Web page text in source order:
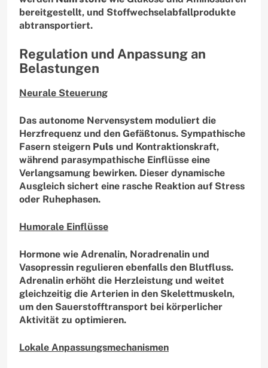
bereitgestellt, und Stoffwechselabfallprodukte
abtransportiert.
Regulation und Anpassung an
Belastungen
Neurale Steuerung
Das autonome Nervensystem moduliert die
Herzfrequenz und den Gefäßtonus. Sympathische
Fasern steigern Puls und Kontraktionskraft,
während parasympathische Einflüsse eine
Verlangsamung bewirken. Dieser dynamische
Ausgleich sichert eine rasche Reaktion auf Stress
oder Ruhephasen.
Humorale Einflüsse
Hormone wie Adrenalin, Noradrenalin und
Vasopressin regulieren ebenfalls den Blutfluss.
Adrenalin erhöht die Herzleistung und weitet
gleichzeitig die Arterien in den Skelettmuskeln,
um den Sauerstofftransport bei körperlicher
Aktivität zu optimieren.
Lokale Anpassungsmechanismen